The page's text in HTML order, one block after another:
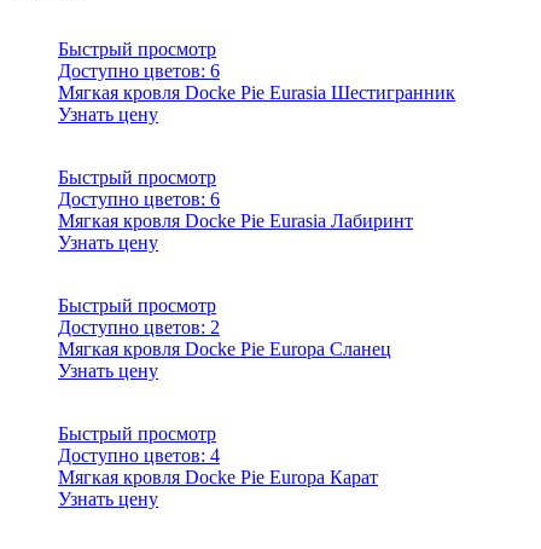
Быстрый просмотр
Доступно цветов: 6
Мягкая кровля Docke Pie Eurasia Шестигранник
Узнать цену
Быстрый просмотр
Доступно цветов: 6
Мягкая кровля Docke Pie Eurasia Лабиринт
Узнать цену
Быстрый просмотр
Доступно цветов: 2
Мягкая кровля Docke Pie Europa Сланец
Узнать цену
Быстрый просмотр
Доступно цветов: 4
Мягкая кровля Docke Pie Europa Карат
Узнать цену